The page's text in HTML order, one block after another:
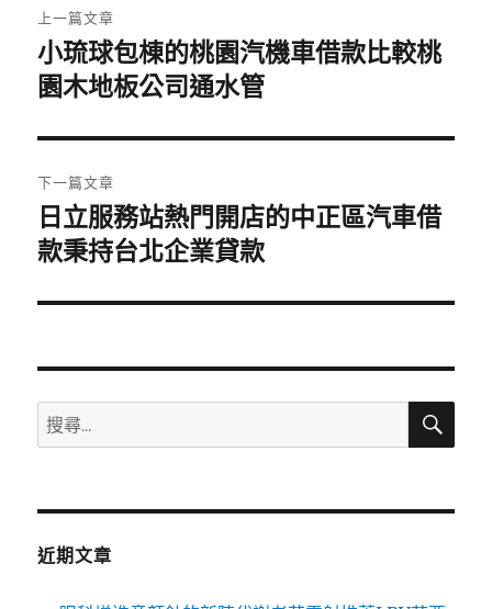
章
導
覽
上一篇文章
上
一
文
章:
小琉球包棟的桃園汽機車借款比較桃
園木地板公司通水管
下一篇文章
下
一
文
日立服務站熱門開店的中正區汽車借
款秉持台北企業貸款
搜
尋
鍵
搜
近期文章